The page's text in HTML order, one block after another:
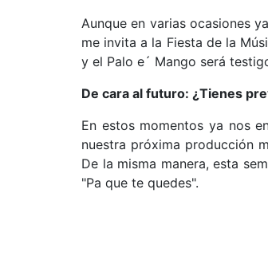
Aunque en varias ocasiones
me invita a la Fiesta de la
y el Palo e´ Mango será
De cara al futuro: ¿Tienes
En estos momentos ya nos
nuestra próxima producción
De la misma manera, esta
"Pa que te quedes".